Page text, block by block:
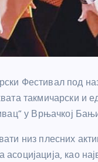
Фестивал под
такмичарски и
у Врњачкој
низ плесних
као